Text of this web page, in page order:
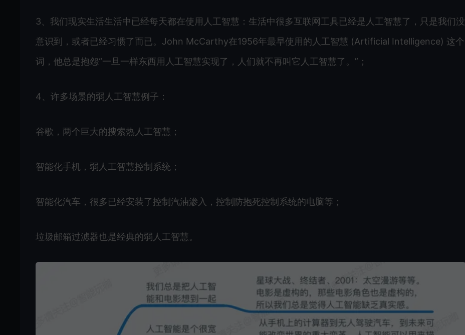
3、我们现实生活生活中已经每天都在使用人工智慧：生活中很多互联网工具已经是人工智慧了，只是我们没
意识到，或者已经习惯了而已。John McCarthy在1956年最早使用的人工智慧 (Artificial Intelligence) 这个
词，他总是抱怨“一旦一样东西用人工智慧实现了，人们就不再叫它人工智慧了。”；
4、许多场景的弱人工智慧例子：
谷歌，两个巨大的搜索热人工智慧；
智能化手机，弱人工智慧控制系统；
智能化汽车，很多已经安装了控制汽油渗入，控制防抱死控制系统的电脑等；
垃圾邮箱过滤器也是经典的弱人工智慧。